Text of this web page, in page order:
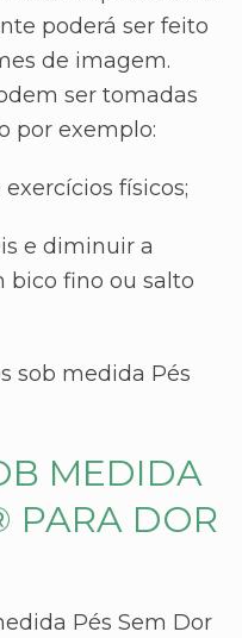
poderá ser feito
de imagem.
ser tomadas
por exemplo:
físicos;
e diminuir a
bico fino ou salto
sob medida Pés
MEDIDA
PARA DOR
Pés Sem Dor